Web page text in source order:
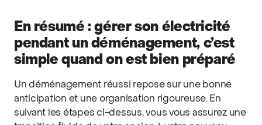
En résumé : gérer son électricité
pendant un déménagement, c’est
simple quand on est bien préparé
Un déménagement réussi repose sur une bonne
anticipation et une organisation rigoureuse. En
suivant les étapes ci-dessus, vous vous assurez une